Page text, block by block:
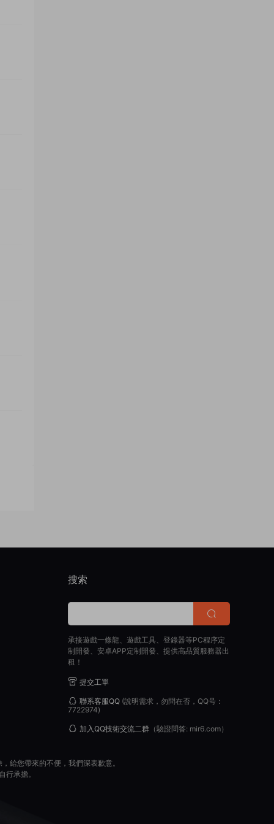
搜索
承接遊戲一條龍、遊戲工具、登錄器等PC程序定
制開發、安卓APP定制開發、提供高品質服務器出
租！
提交工單
聯系客服QQ(說明需求，勿問在否，QQ号：
7722974)
加入QQ技術交流二群（驗證問答: mir6.com）
給您帶來的不便，我們深表歉意。
承擔。